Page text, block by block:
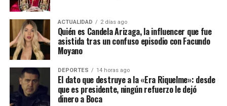
ACTUALIDAD 2 días ago
Quién es Candela Arizaga, la influencer que fue
asistida tras un confuso episodio con Facundo
Moyano
DEPORTES 14 horas ago
El dato que destruye a la «Era Riquelme»: desde
que es presidente, ningún refuerzo le dejó
dinero a Boca